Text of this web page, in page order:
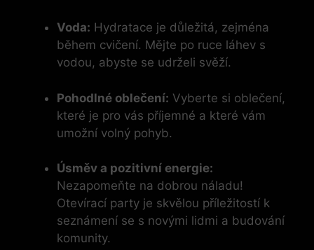
Voda: Hydratace je důležitá, zejména
během cvičení. Mějte po ruce láhev s
vodou, abyste se udrželi svěží.
Pohodlné oblečení: Vyberte si oblečení,
které je pro vás příjemné a které vám
umožní volný pohyb.
Úsměv a pozitivní energie:
Nezapomeňte na dobrou náladu!
Otevírací party je skvělou příležitostí k
seznámení se s novými lidmi a budování
komunity.